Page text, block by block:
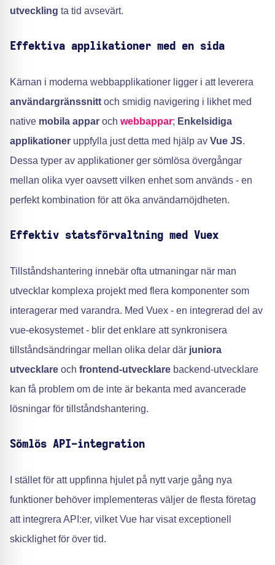
utveckling ta tid avsevärt.
Effektiva applikationer med en sida
Kärnan i moderna webbapplikationer ligger i att leverera
användargränssnitt och smidig navigering i likhet med
native mobila appar och webbappar; Enkelsidiga
applikationer uppfylla just detta med hjälp av Vue JS.
Dessa typer av applikationer ger sömlösa övergångar
mellan olika vyer oavsett vilken enhet som används - en
perfekt kombination för att öka användarnöjdheten.
Effektiv statsförvaltning med Vuex
Tillståndshantering innebär ofta utmaningar när man
utvecklar komplexa projekt med flera komponenter som
interagerar med varandra. Med Vuex - en integrerad del av
vue-ekosystemet - blir det enklare att synkronisera
tillståndsändringar mellan olika delar där juniora
utvecklare och frontend-utvecklare backend-utvecklare
kan få problem om de inte är bekanta med avancerade
lösningar för tillståndshantering.
Sömlös API-integration
I stället för att uppfinna hjulet på nytt varje gång nya
funktioner behöver implementeras väljer de flesta företag
att integrera API:er, vilket Vue har visat exceptionell
skicklighet för över tid.